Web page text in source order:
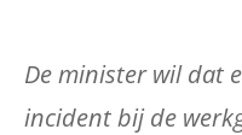
De minister wil dat
incident bij de